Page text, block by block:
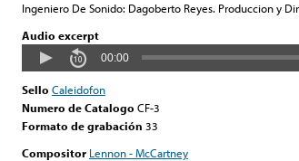
Ingeniero De Sonido: Dagoberto Reyes. Produccion y
Audio excerpt
00:00
Sello Caleidofon
Numero de Catalogo CF-3
Formato de grabación 33
Compositor Lennon - McCartney